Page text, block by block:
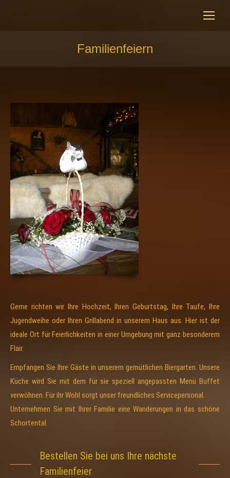
Familienfeiern
Gerne richten wir Ihre Hochzeit, Ihren Geburtstag, Ihre Taufe, Ihre
Jugendweihe oder Ihren Grillabend in unserem Haus aus. Hier ist der
ideale Ort für Feierlichkeiten in einer Umgebung mit ganz besonderem
Flair.
Empfangen Sie Ihre Gäste in unserem gemütlichen Biergarten. Unsere
Küche wird Sie mit dem für sie speziell angepassten Menü Buffet
verwöhnen. Für ihr Wohl sorgt unser freundliches Servicepersonal.
Unternehmen Sie mit Ihrer Familie eine Wanderungen in das schöne
Schortental.
Bestellen Sie bei uns Ihre nächste
Familienfeier